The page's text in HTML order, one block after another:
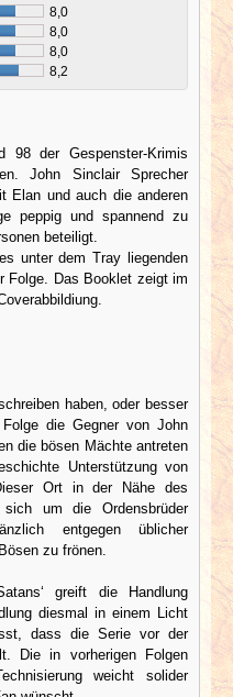
8,0
8,0
8,0
8,2
der Gespenster-Krimis
John Sinclair Sprecher
Elan und auch die anderen
peppig und spannend zu
beteiligt.
unter dem Tray liegenden
Folge. Das Booklet zeigt im
haben, oder besser
die Gegner von John
die bösen Mächte antreten
Unterstützung von
Ort in der Nähe des
um die Ordensbrüder
entgegen üblicher
zu frönen.
greift die Handlung
diesmal in einem Licht
dass die Serie vor der
Die in vorherigen Folgen
weicht solider